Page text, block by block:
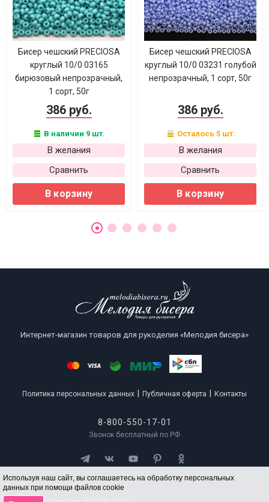
Используя наш сайт, вы соглашаетесь на обработку персональных
данных при помощи файлов cookie
Бисер чешский PRECIOSA
круглый 10/0 03165
бирюзовый непрозрачный,
1 сорт, 50г
386 руб.
В наличии 9 шт.
В желания
Сравнить
В корзину
Бисер чешский PRECIOSA
круглый 10/0 03231 голубой
непрозрачный, 1 сорт, 50г
386 руб.
Осталось 5 шт.
В желания
Сравнить
В корзину
Интернет-магазин товаров для рукоделия «Мелодия бисера»
Политика персональных данных Публичная оферта Контакты
8-800-550-17-01
Звонок бесплатный по РФ